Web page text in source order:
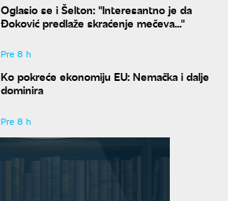
Oglasio se i Šelton: "Interesantno je da
Đoković predlaže skraćenje mečeva..."
Pre 8 h
Ko pokreće ekonomiju EU: Nemačka i dalje
dominira
Pre 8 h